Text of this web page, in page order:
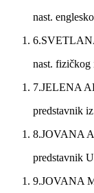
nast.
6.
nast. fizičkog
7.JELENA
predstavnik
8.JOVANA
predstavnik
9.JOVANA